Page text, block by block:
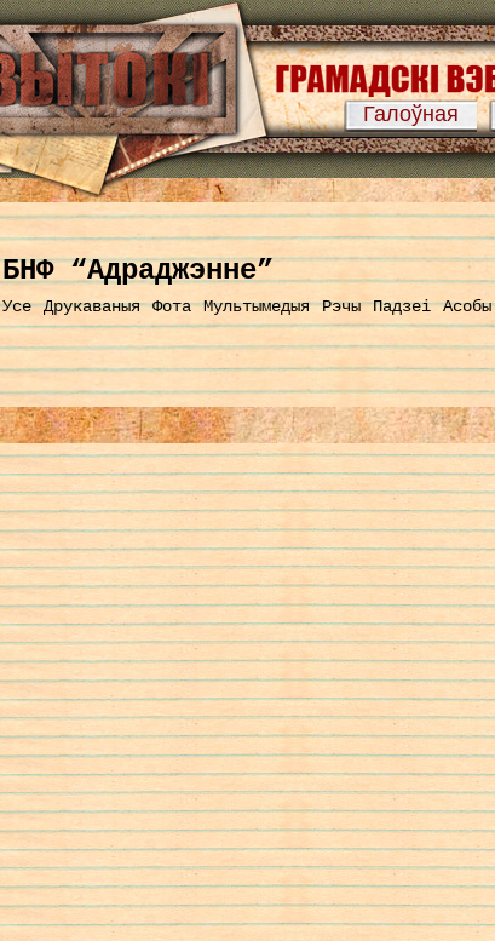
Галоўная
БНФ “Адраджэнне”
Усе Друкаваныя Фота Мультымедыя Рэчы Падзеі Асобы